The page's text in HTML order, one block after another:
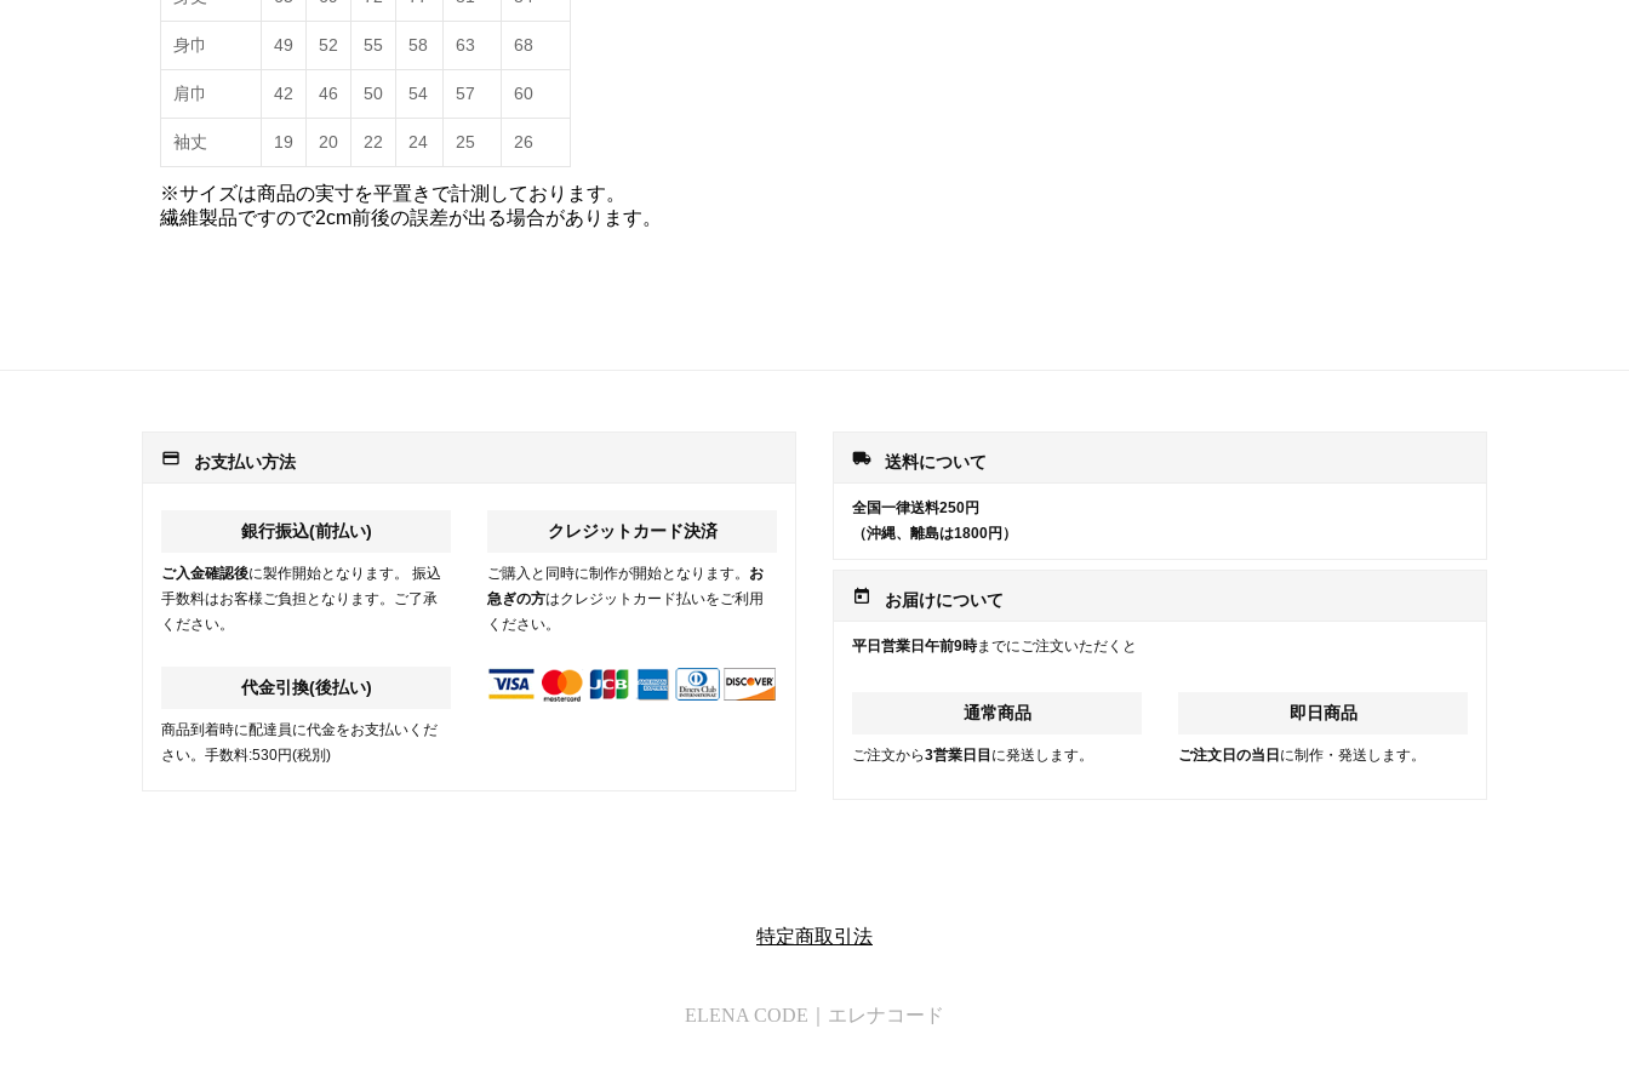
身巾 49 52 55 58 63 68
肩巾 42 46 50 54 57 60
袖丈 19 20 22 24 25 26
※サイズは商品の実寸を平置きで計測しております。
繊維製品ですので2cm前後の誤差が出る場合があります。
payment お支払い方法
銀行振込(前払い)
ご入金確認後に製作開始となります。 振込
手数料はお客様ご負担となります。ご了承
ください。
代金引換(後払い)
商品到着時に配達員に代金をお支払いくだ
さい。手数料:530円(税別)
クレジットカード決済
ご購入と同時に制作が開始となります。 お
急ぎの方はクレジットカード払いをご利用
ください。
local_shipping 送料について
全国一律送料250円
（沖縄、離島は1800円）
today お届けについて
平日営業日午前9時までにご注文いただくと
通常商品
ご注文から3営業日目 に発送します。
即日商品
ご注文日の当日 に制作・発送します。
特定商取引法
ELENA CODE｜エレナコード